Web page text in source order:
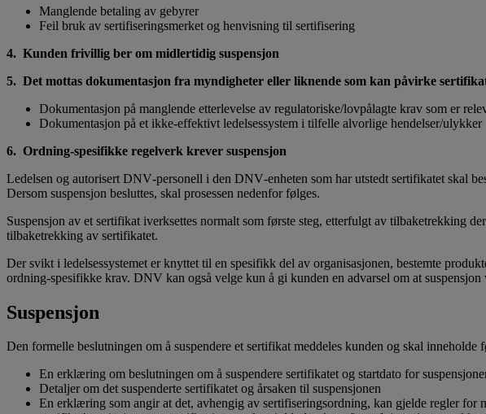
Manglende betaling av gebyrer
Feil bruk av sertifiseringsmerket og henvisning til sertifisering
4. Kunden frivillig ber om midlertidig suspensjon
5. Det mottas dokumentasjon fra myndigheter eller liknende som kan påvirke
Dokumentasjon på manglende etterlevelse av regulatoriske/lovpålagte krav som er
Dokumentasjon på et ikke-effektivt ledelsessystem i tilfelle alvorlige hendelser/ulykker
6. Ordning‑spesifikke regelverk krever suspensjon
Ledelsen og autorisert DNV‑personell i den DNV‑enheten som har utstedt sertifikatet skal
Dersom suspensjon besluttes, skal prosessen nedenfor følges.
Suspensjon av et sertifikat iverksettes normalt som første steg, etterfulgt av tilbaketrekking
tilbaketrekking av sertifikatet.
Der svikt i ledelsessystemet er knyttet til en spesifikk del av organisasjonen, bestemte
ordning‑spesifikke krav. DNV kan også velge kun å gi kunden en advarsel om at suspensjon
Suspensjon
Den formelle beslutningen om å suspendere et sertifikat meddeles kunden og skal inneholde
En erklæring om beslutningen om å suspendere sertifikatet og startdato for
Detaljer om det suspenderte sertifikatet og årsaken til suspensjonen
En erklæring som angir at det, avhengig av sertifiseringsordning, kan gjelde regler